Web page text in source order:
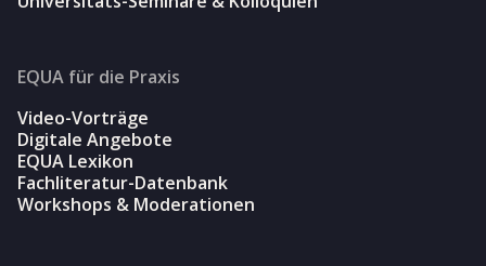
EQUA für die Praxis
Video-Vorträge
Digitale Angebote
EQUA Lexikon
Fachliteratur-Datenbank
Workshops & Moderationen